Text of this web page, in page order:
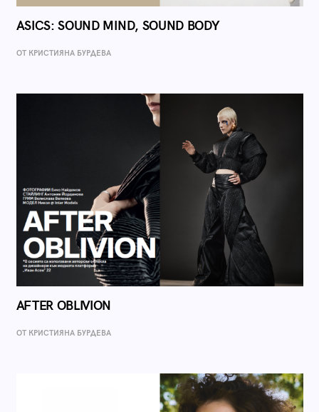
ASICS: SOUND MIND, SOUND BODY
ОТ КРИСТИЯНА БУРДЕВА
AFTER OBLIVION
ОТ КРИСТИЯНА БУРДЕВА